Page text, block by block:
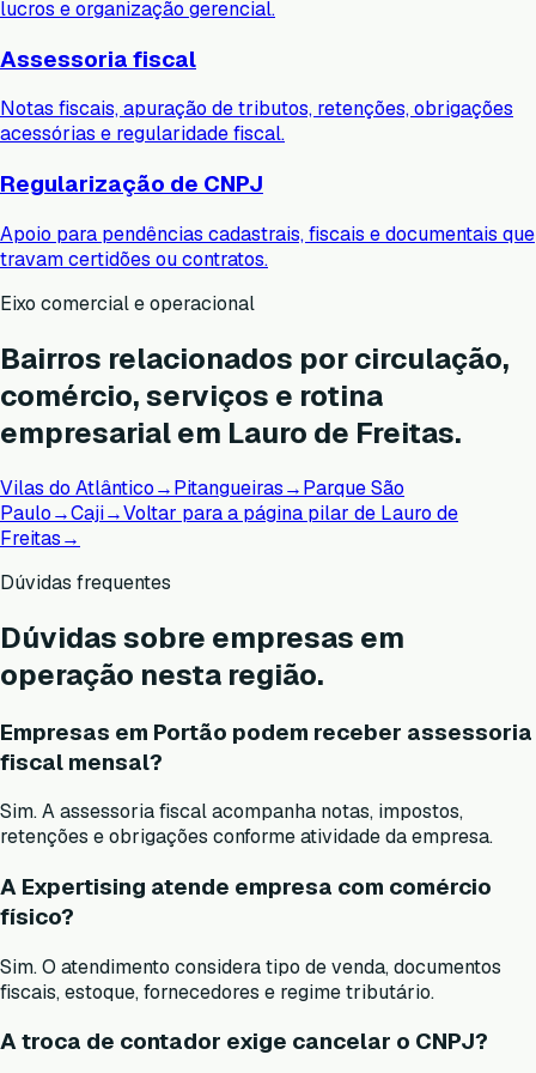
lucros e organização gerencial.
Assessoria fiscal
Notas fiscais, apuração de tributos, retenções, obrigações
acessórias e regularidade fiscal.
Regularização de CNPJ
Apoio para pendências cadastrais, fiscais e documentais que
travam certidões ou contratos.
Eixo comercial e operacional
Bairros relacionados por circulação,
comércio, serviços e rotina
empresarial em Lauro de Freitas.
Vilas do Atlântico→Pitangueiras→Parque São
Paulo→Caji→Voltar para a página pilar de Lauro de
Freitas→
Dúvidas frequentes
Dúvidas sobre empresas em
operação nesta região.
Empresas em Portão podem receber assessoria
fiscal mensal?
Sim. A assessoria fiscal acompanha notas, impostos,
retenções e obrigações conforme atividade da empresa.
A Expertising atende empresa com comércio
físico?
Sim. O atendimento considera tipo de venda, documentos
fiscais, estoque, fornecedores e regime tributário.
A troca de contador exige cancelar o CNPJ?